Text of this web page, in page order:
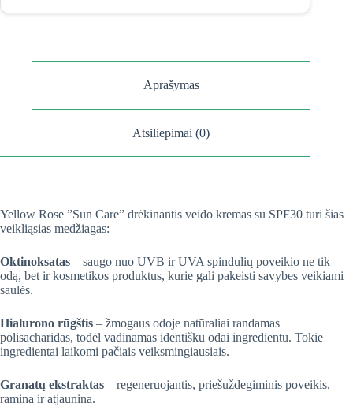
Aprašymas
Atsiliepimai (0)
Yellow Rose ”Sun Care” drėkinantis veido kremas su SPF30 turi šias
veikliąsias medžiagas:
Oktinoksatas – saugo nuo UVB ir UVA spindulių poveikio ne tik
odą, bet ir kosmetikos produktus, kurie gali pakeisti savybes veikiami
saulės.
Hialurono rūgštis – žmogaus odoje natūraliai randamas
polisacharidas, todėl vadinamas identišku odai ingredientu. Tokie
ingredientai laikomi pačiais veiksmingiausiais.
Granatų ekstraktas – regeneruojantis, priešuždegiminis poveikis,
ramina ir atjaunina.